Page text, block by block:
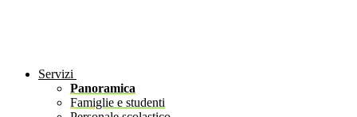
Servizi
Panoramica
Famiglie e studenti